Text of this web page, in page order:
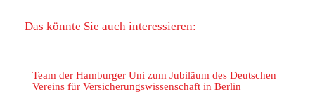
Das könnte Sie auch interessieren:
Team der Hamburger Uni zum Jubiläum des Deutschen
Vereins für Versicherungswissenschaft in Berlin